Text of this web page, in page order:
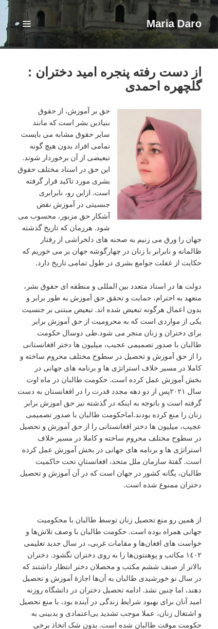
Maria Daro
فهرست
ابزارک‌ها
از دست رفته پنجره امید دختران :
گلچهره احمدی
حق بر آموزش، از حقوق
بنیادین بشر است که مانند
سایر حقوق مشابه می بایست
تمامی افراد بدون هیچ گونه
تبعیضی از آن برخوردار شوند.
این حق در اسناد مختلف حقوق
بشری مورد تاکید قرار گرفته
است. ازاین رو، نابرابری
جنسیتی در آموزش نقض
آشکار حق مزبور، محسوب می
شود. هرزمان که تاریخ گذشته
جهان را ورق می زنیم به صحنه های دلخراشی از رفتار
ظالمانه و نابرابر با زنان در چهارگوشه جهان بر می خوریم که
حکایت از غفلت جوامع بشری در طول تمامی تاریخ دارد.
دولت ها در اسناد متعدد بین المللی و منطقه ای حقوق بشر،
متعهد به احترام، حمایت و تحقق حق آموزش به طور برابر و
بدون اعمال هرگونه تبعیض شده اند. تبعیض مبتنی بر جنسیت
یکی از مواردی است که به محرومیت از حق آموزش برابر
برای دختران و زنان منجر می شود.طی دوسال حکومت
طالبان با صدور تصمیمی عجیب، میلیون ها دختر افغانستانی
را از حق آموزش و تحصیل در سطوح مختلف محروم ساخته و
کاملا در مسیر خلاف استراتژی ها و برنامه های جهانی در
بخش آموزش عمل کرده است. حکومت طالبان در ماه اوت
سال ۲۰۲۱پس از دو دهه مجدد قدرت را در افغانستان به دست
گرفته است و باتوجه به اینکه در گذشته نیز حق اموزش برابر
زنان را منع کرده بودند.اماحکومت طالبان با صدور تصمیمی
عجیب، میلیون ها دختر افغانستانی را از حق آموزش و تحصیل
در سطوح مختلف محروم ساخته و کاملا در مسیر خلاف
استراتژی ها و برنامه های جهانی در بخش آموزش عمل کرده
است. گفتۀ سازمان ملل متحد، افغانستانِ تحت حاکمیت
طالبان، یگانه کشور در جهان است که در آن آموزش و تحصیل
دختران ممنوع شده است.
از همین رو منع تحصیل زنان توسط طالبان با محکومیت
جهانی همراه بوده است. حكومت طالبان با وصف تلاش‌ها و
خواست هاى افغان‌ها و مقامات غربى، در سال جديد تعليمى
١٤٠٢ مكاتب و پوهنتون‌ها را به روى دختران نگشود. دختران
بالاتر از صنف ششم مکتب و محصلان دختر انتظار داشتند که
در سال نو خورشیدی طالبان به آن‌ها اجازۀ آموزش و تحصیل
دهند، اما چنین نشد. ادامه تحصیل دختران در دانشگاه روزنه
امید آنان برای بهبود شرایط زندگی در آینده بود، با منع تحصیل
و اشتغال زنان، عملا موجب تشدید بی‌اعتمادی و بدبینی به
حکومت موقت طالبان شده است. بدون شک اتخاذ برخی